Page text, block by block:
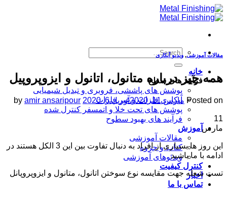
Skip
to
خانه
فرآیند های سطح
پوشش های پاششی، فروبری و تبدیل شیمیایی
آبکاری فلزات و غیر فلزات
پوشش های تحت خلا و اتمسفر کنترل شده
فرآیند های بهبود سطوح
آموزش
مقالات آموزشی
کتاب و جزوه
ویدئوهای آموزشی
کنترل کیفیت
اخبار
تماس با ما
مقالات آموزشی, ویدیو آبکاری
همه چیز درباره متانول، اتانول و ایزوپروپیل
Posted on مارس 11, 2020 آوریل 6, 2020 by amir ansaripour
11
مارس
این روز ها بسیاری از افراد به دنبال تفاوت بین این 3 الکل هستند در
ادامه با ما باشید
تست شعله جهت مقایسه نوع سوختن اتانول، متانول و ایزوپروپانل